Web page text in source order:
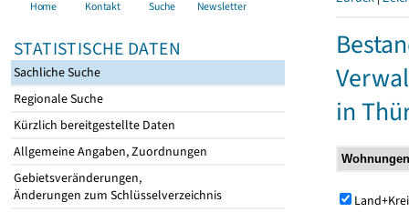
Home Kontakt Suche Newsletter
STATISTISCHE DATEN
Sachliche Suche
Regionale Suche
Kürzlich bereitgestellte Daten
Allgemeine Angaben, Zuordnungen
Gebietsveränderungen,
Änderungen zum Schlüsselverzeichnis
in